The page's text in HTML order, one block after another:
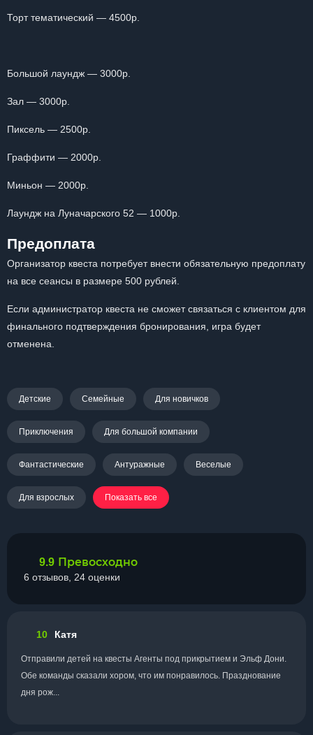
Торт тематический — 4500р.
Большой лаундж — 3000р.
Зал — 3000р.
Пиксель — 2500р.
Граффити — 2000р.
Миньон — 2000р.
Лаундж на Луначарского 52 — 1000р.
Предоплата
Организатор квеста потребует внести обязательную предоплату
на все сеансы в размере 500 рублей.
Если администратор квеста не сможет связаться с клиентом для
финального подтверждения бронирования, игра будет
отменена.
Детские Семейные Для новичков
Приключения Для большой компании
Фантастические Антуражные Веселые
Для взрослых Показать все
9.9 Превосходно
6 отзывов, 24 оценки
10 Катя
Отправили детей на квесты Агенты под прикрытием и Эльф Дони.
Обе команды сказали хором, что им понравилось. Празднование
дня рож...